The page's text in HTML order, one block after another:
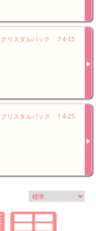
クリスタルパック Ｔ4-15
クリスタルパック Ｔ4-25